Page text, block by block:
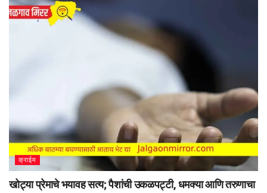
क्राईम
खोट्या प्रेमाचे भयावह सत्य; पैशांची उकळपट्टी, धमक्या आणि तरुणाचा